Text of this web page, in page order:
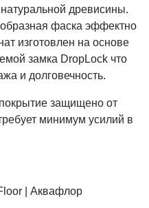
древисины.
фаска эффектно
изготовлен на основе
замка DropLock что
и долговечность.
защищено от
минимум усилий в
| Аквафлор